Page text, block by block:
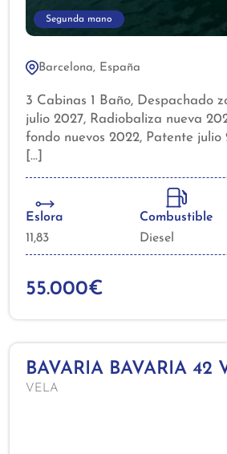
Segunda mano
Barcelona, España
55.000€
3 Cabinas 1 Baño, Despachado
julio 2027, Radiobaliza nueva
fondo nuevos 2022, Patente julio
arranque nueva 2022, 2 Baterías
Amp, Codo escape Volvo nuevo
Reconstrucción silencioso
Cambio retenes saildrive
Lowrance Horizon 1500W, Ancla
Electrónica Raymarine, GPS
corredera, Piloto automático
agua dual (220V + circuito agua
achique (2023), Foco cubierta
alcance y bicolor led, 2 Génovas
nuevo), Tangón, Lassy Bag y
Bimini nuevo acero y lona
Eslora
11,83
Combustible
Diesel
BAVARIA BAVARIA 42
VELA